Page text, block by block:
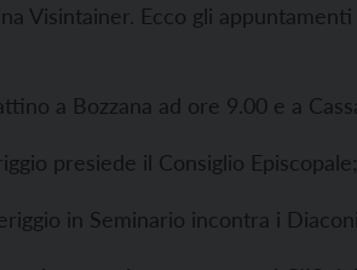
Visintainer. Ecco gli
a Bozzana ad ore 9.00 e a
presiede il Consiglio Episcopale;
in Seminario incontra i